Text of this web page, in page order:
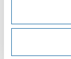
eine zentrale
Österreichische
Trainings und